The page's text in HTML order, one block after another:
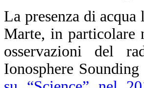
La presenza di
Marte, in particolare
osservazioni del
Ionosphere